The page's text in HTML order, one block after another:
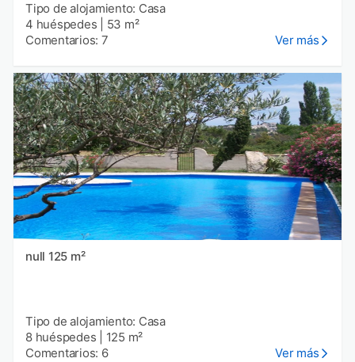
Tipo de alojamiento: Casa
4 huéspedes
53 m²
Comentarios: 7
Ver más
null 125 m²
Tipo de alojamiento: Casa
8 huéspedes
125 m²
Comentarios: 6
Ver más